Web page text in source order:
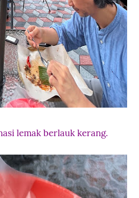
lemak berlauk kerang.